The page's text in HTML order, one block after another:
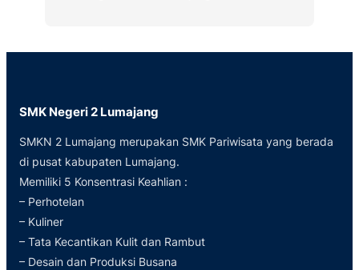
SMK Negeri 2 Lumajang
SMKN 2 Lumajang merupakan SMK Pariwisata yang berada
di pusat kabupaten Lumajang.
Memiliki 5 Konsentrasi Keahlian :
– Perhotelan
– Kuliner
– Tata Kecantikan Kulit dan Rambut
– Desain dan Produksi Busana